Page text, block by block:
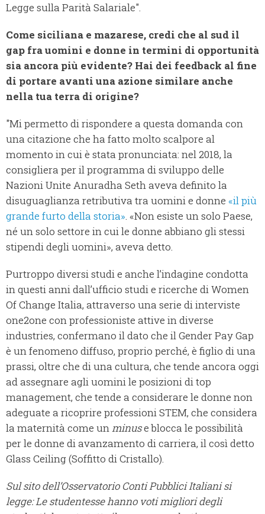
Legge sulla Parità Salariale".
Come siciliana e mazarese, credi che al sud il
gap fra uomini e donne in termini di opportunità
sia ancora più evidente? Hai dei feedback al fine
di portare avanti una azione similare anche
nella tua terra di origine?
"Mi permetto di rispondere a questa domanda con
una citazione che ha fatto molto scalpore al
momento in cui è stata pronunciata: nel 2018, la
consigliera per il programma di sviluppo delle
Nazioni Unite Anuradha Seth aveva definito la
disuguaglianza retributiva tra uomini e donne «il più
grande furto della storia». «Non esiste un solo Paese,
né un solo settore in cui le donne abbiano gli stessi
stipendi degli uomini», aveva detto.
Purtroppo diversi studi e anche l’indagine condotta
in questi anni dall’ufficio studi e ricerche di Women
Of Change Italia, attraverso una serie di interviste
one2one con professioniste attive in diverse
industries, confermano il dato che il Gender Pay Gap
è un fenomeno diffuso, proprio perché, è figlio di una
prassi, oltre che di una cultura, che tende ancora oggi
ad assegnare agli uomini le posizioni di top
management, che tende a considerare le donne non
adeguate a ricoprire professioni STEM, che considera
la maternità come unminuse blocca le possibilità
per le donne di avanzamento di carriera, il così detto
Glass Ceiling (Soffitto di Cristallo).
Sul sito dell’Osservatorio Conti Pubblici Italiani si
legge: Le studentesse hanno voti migliori degli